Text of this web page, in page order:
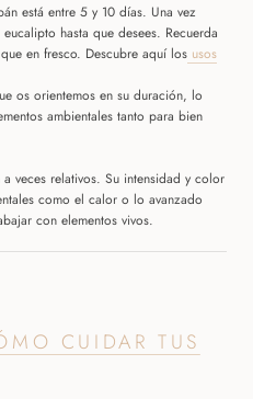
está entre 5 y 10 días. Una vez
hasta que desees. Recuerda
en fresco. Descubre aquí los usos
os orientemos en su duración, lo
ambientales tanto para bien
veces relativos. Su intensidad y color
como el calor o lo avanzado
con elementos vivos.
CUIDAR TUS